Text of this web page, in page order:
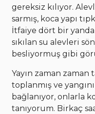
gereksiz kılıyor.
sarmış, koca yapı
İtfaiye dört bir
sıkılan su alevleri
besliyormuş gibi
Yayın zaman zaman
toplanmış ve
bağlanıyor, onlarla
tanıyorum. Birkaç